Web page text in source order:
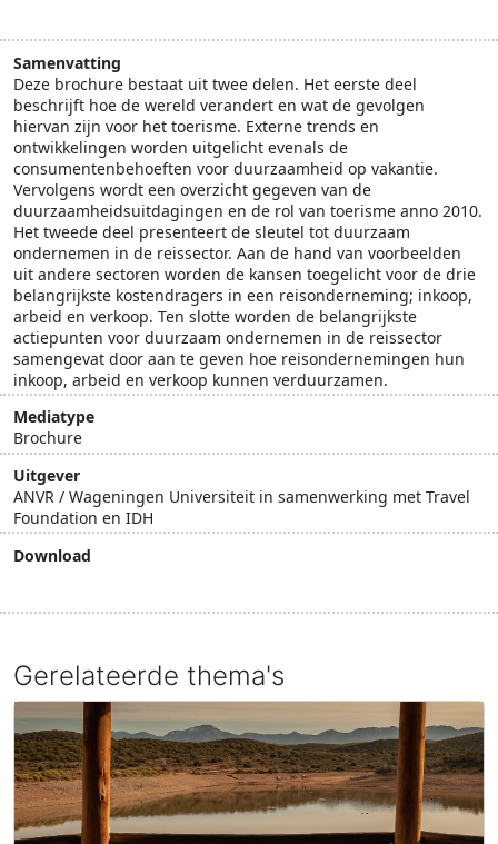
Samenvatting
Deze brochure bestaat uit twee delen. Het eerste deel
beschrijft hoe de wereld verandert en wat de gevolgen
hiervan zijn voor het toerisme. Externe trends en
ontwikkelingen worden uitgelicht evenals de
consumentenbehoeften voor duurzaamheid op vakantie.
Vervolgens wordt een overzicht gegeven van de
duurzaamheidsuitdagingen en de rol van toerisme anno 2010.
Het tweede deel presenteert de sleutel tot duurzaam
ondernemen in de reissector. Aan de hand van voorbeelden
uit andere sectoren worden de kansen toegelicht voor de drie
belangrijkste kostendragers in een reisonderneming; inkoop,
arbeid en verkoop. Ten slotte worden de belangrijkste
actiepunten voor duurzaam ondernemen in de reissector
samengevat door aan te geven hoe reisondernemingen hun
inkoop, arbeid en verkoop kunnen verduurzamen.
Mediatype
Brochure
Uitgever
ANVR / Wageningen Universiteit in samenwerking met Travel
Foundation en IDH
Download
Gerelateerde thema's